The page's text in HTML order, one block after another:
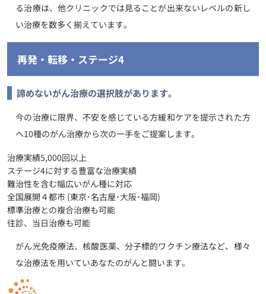
る治療は、他クリニックでは見ることが出来ないレベルの新し
い治療を数多く揃えています。
再発・転移・ステージ4
諦めないがん治療の選択肢があります。
今の治療に限界、不安を感じている方緩和ケアを提示された方
へ10種のがん治療から次の一手をご提案します。
治療実績5,000回以上
ステージ4に対する豊富な治療実績
難治性を含む幅広いがん種に対応
全国展開４都市 (東京･名古屋･大阪･福岡)
標準治療との複合治療も可能
往診、当日治療も可能
がん光免疫療法、核酸医薬、分子標的ワクチン療法など、様々
な治療法を用いていあなたのがんと闘います。